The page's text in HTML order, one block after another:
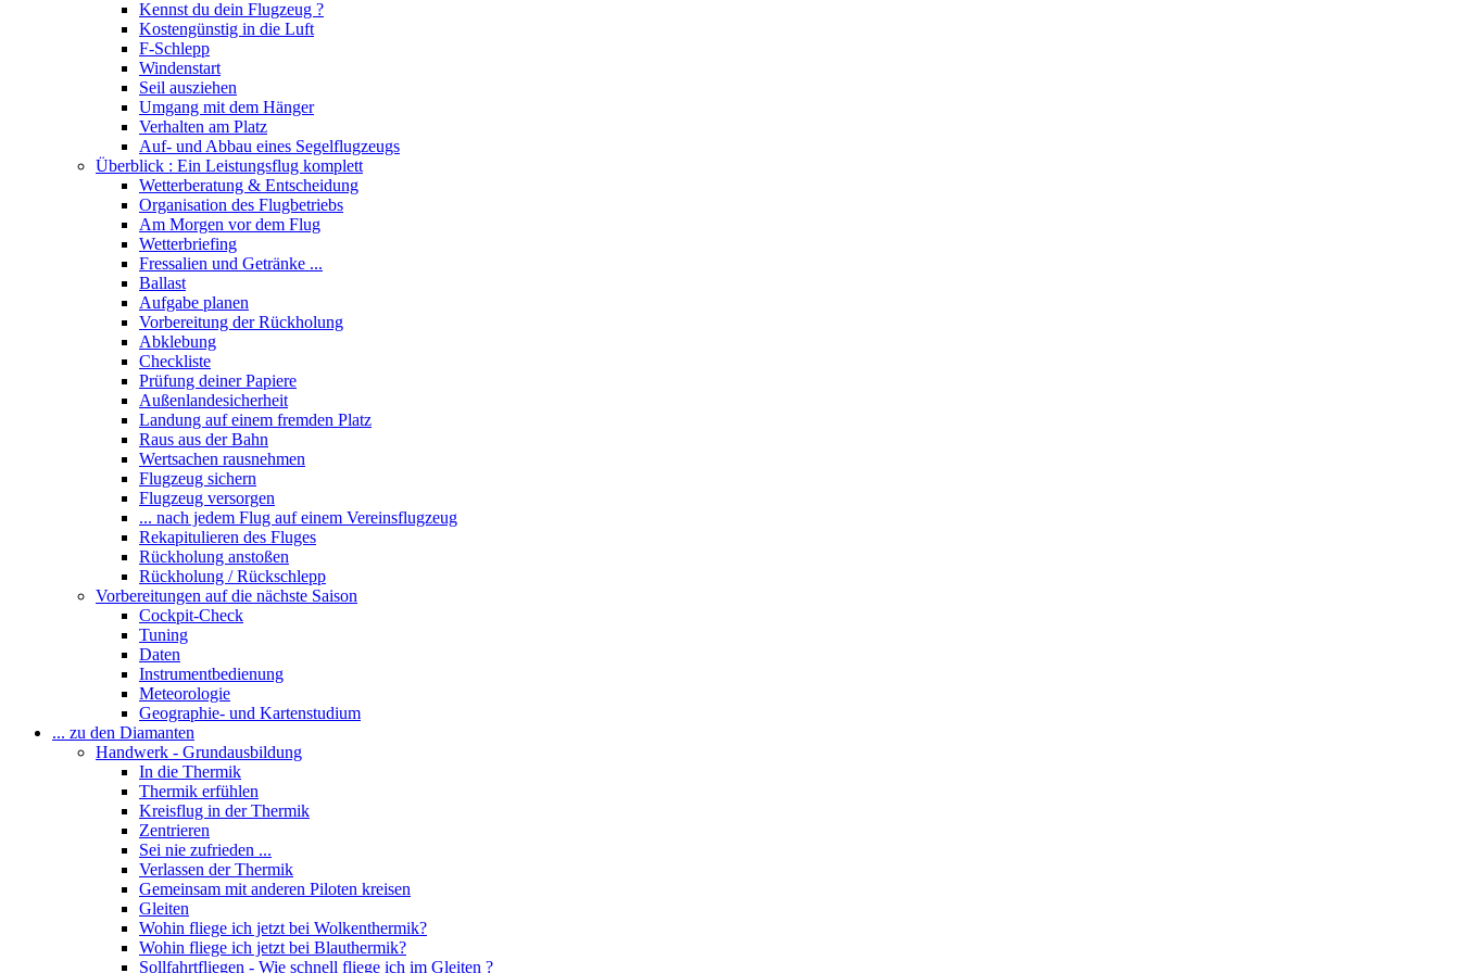
Kennst du dein Flugzeug ?
Kostengünstig in die Luft
F-Schlepp
Windenstart
Seil ausziehen
Umgang mit dem Hänger
Verhalten am Platz
Auf- und Abbau eines Segelflugzeugs
Überblick : Ein Leistungsflug komplett
Wetterberatung & Entscheidung
Organisation des Flugbetriebs
Am Morgen vor dem Flug
Wetterbriefing
Fressalien und Getränke ...
Ballast
Aufgabe planen
Vorbereitung der Rückholung
Abklebung
Checkliste
Prüfung deiner Papiere
Außenlandesicherheit
Landung auf einem fremden Platz
Raus aus der Bahn
Wertsachen rausnehmen
Flugzeug sichern
Flugzeug versorgen
... nach jedem Flug auf einem Vereinsflugzeug
Rekapitulieren des Fluges
Rückholung anstoßen
Rückholung / Rückschlepp
Vorbereitungen auf die nächste Saison
Cockpit-Check
Tuning
Daten
Instrumentbedienung
Meteorologie
Geographie- und Kartenstudium
... zu den Diamanten
Handwerk - Grundausbildung
In die Thermik
Thermik erfühlen
Kreisflug in der Thermik
Zentrieren
Sei nie zufrieden ...
Verlassen der Thermik
Gemeinsam mit anderen Piloten kreisen
Gleiten
Wohin fliege ich jetzt bei Wolkenthermik?
Wohin fliege ich jetzt bei Blauthermik?
Sollfahrtfliegen - Wie schnell fliege ich im Gleiten ?